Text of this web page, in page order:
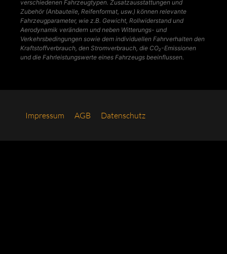
verschiedenen Fahrzeugtypen. Zusatzausstattungen und
Zubehör (Anbauteile, Reifenformat, usw.) können relevante
Fahrzeugparameter, wie z.B. Gewicht, Rollwiderstand und
Aerodynamik verändern und neben Witterungs- und
Verkehrsbedingungen sowie dem individuellen Fahrverhalten den
Kraftstoffverbrauch, den Stromverbrauch, die CO₂-Emissionen
und die Fahrleistungswerte eines Fahrzeugs beeinflussen.
Impres­sum AGB Daten­schutz